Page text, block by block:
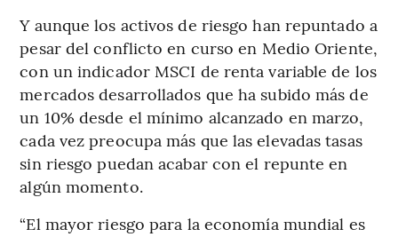
Y aunque los activos de riesgo han repuntado a
pesar del conflicto en curso en Medio Oriente,
con un indicador MSCI de renta variable de los
mercados desarrollados que ha subido más de
un 10% desde el mínimo alcanzado en marzo,
cada vez preocupa más que las elevadas tasas
sin riesgo puedan acabar con el repunte en
algún momento.
“El mayor riesgo para la economía mundial es